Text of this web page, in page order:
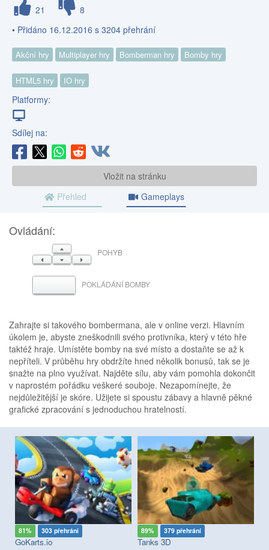
21
8
• Přidáno 16.12.2016 s 3204 přehrání
Akční hry Multiplayer hry Bomberman hry Bomby hry
HTML5 hry IO hry
Platformy:
Sdílej na:
Vložit na stránku
Přehled
Gameplays
Ovládání:
NAHORU
VLEVODOLŮVPRAVO
POHYB
MEZERNÍKPOKLÁDÁNÍ BOMBY
Zahrajte si takového bombermana, ale v online verzi. Hlavním
úkolem je, abyste zneškodnili svého protivníka, který v této hře
taktéž hraje. Umístěte bomby na své místo a dostaňte se až k
nepříteli. V průběhu hry obdržíte hned několik bonusů, tak se je
snažte na plno využívat. Najděte sílu, aby vám pomohla dokončit
v naprostém pořádku veškeré souboje. Nezapomínejte, že
nejdůležitější je skóre. Užijete si spoustu zábavy a hlavně pěkné
grafické zpracování s jednoduchou hratelností.
81% 303 přehrání
GoKarts.io
89% 379 přehrání
Tanks 3D